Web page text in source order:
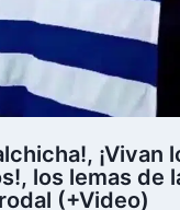
¡Vivan
los lemas de
(+Video)